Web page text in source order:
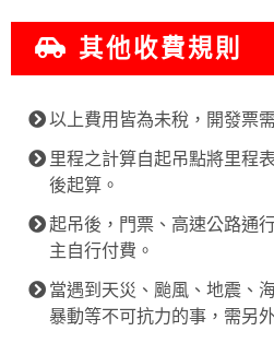
其他收費規則
以上費用皆為未稅，開發票
里程之計算自起吊點將里程
後起算。
起吊後，門票、高速公路通
主自行付費。
當遇到天災、颱風、地震、
暴動等不可抗力的事，需另